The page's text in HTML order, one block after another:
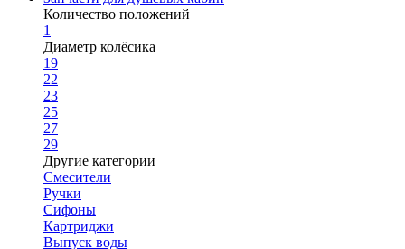
Количество положений
1
Диаметр колёсика
19
22
23
25
27
29
Другие категории
Смесители
Ручки
Сифоны
Картриджи
Выпуск воды